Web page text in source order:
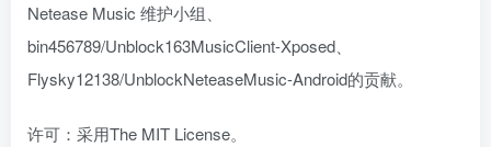
Netease Music 维护小组、
bin456789/Unblock163MusicClient-Xposed、
Flysky12138/UnblockNeteaseMusic-Android的贡献。
许可：采用The MIT License。